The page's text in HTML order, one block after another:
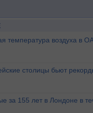
температура воздуха в
столицы бьют
за 155 лет в Лондоне в